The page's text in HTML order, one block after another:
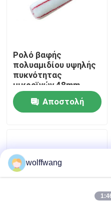
Γύρος εργοστασίων
επαφή
Νέα
Πινέλο βαφής σπιτιού
Βούρτσα συνθετικού
Ρολό βαφής
πολυαμιδίου υψηλής
πυκνότητας
μικροϊνών 48mm
Αποστολή
wolffwang